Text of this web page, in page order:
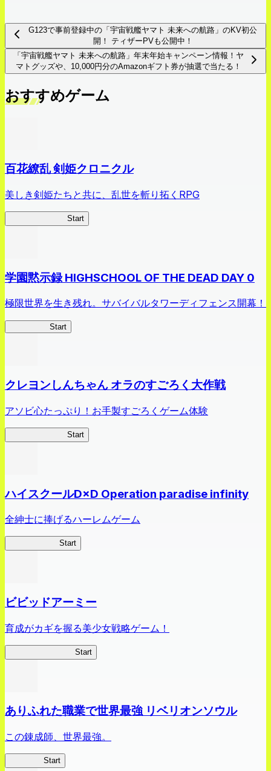
G123で事前登録中の「宇宙戦艦ヤマト 未来への航路」のKV初公
開！ ティザーPVも公開中！
「宇宙戦艦ヤマト 未来への航路」年末年始キャンペーン情報！ヤ
マトグッズや、10,000円分のAmazonギフト券が抽選で当たる！
おすすめゲーム
百花繚乱 剣姫クロニクル
美しき剣姫たちと共に、乱世を斬り拓くRPG
Start
学園黙示録 HIGHSCHOOL OF THE DEAD DAY 0
極限世界を生き残れ。サバイバルタワーディフェンス開幕！
Start
クレヨンしんちゃん オラのすごろく大作戦
アソビ心たっぷり！お手製すごろくゲーム体験
Start
ハイスクールD×D Operation paradise infinity
全紳士に捧げるハーレムゲーム
Start
ビビッドアーミー
育成がカギを握る美少女戦略ゲーム！
Start
ありふれた職業で世界最強 リベリオンソウル
この錬成師、世界最強。
Start